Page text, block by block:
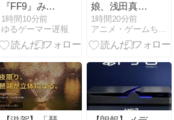
『FF9』みた
いな攻撃魔法
はこのキャラ
って決まって
き
1時間10分前
ゆるゲーマー遅報
娘、浅田真央
さんの門下生
に 報告に反響
「デカくなっ
のエースにな
1時間20分前
アニメ・ゲームちゃんねる